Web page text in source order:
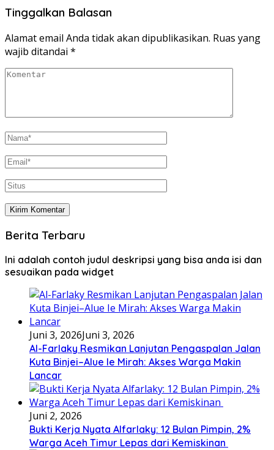
Tinggalkan Balasan
Alamat email Anda tidak akan dipublikasikan. Ruas yang
wajib ditandai *
Berita Terbaru
Ini adalah contoh judul deskripsi yang bisa anda isi dan
sesuaikan pada widget
Juni 3, 2026Juni 3, 2026
Al-Farlaky Resmikan Lanjutan Pengaspalan Jalan
Kuta Binjei–Alue Ie Mirah: Akses Warga Makin
Lancar
Juni 2, 2026
Bukti Kerja Nyata Alfarlaky: 12 Bulan Pimpin, 2%
Warga Aceh Timur Lepas dari Kemiskinan ‎